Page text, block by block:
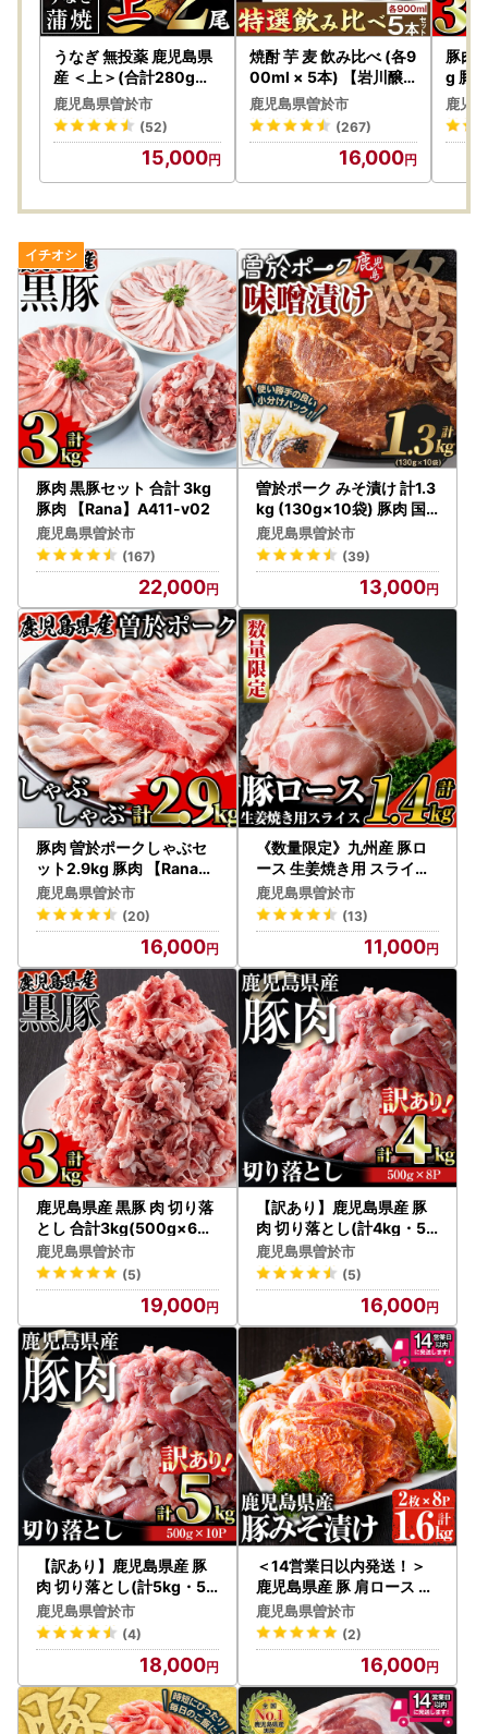
うなぎ 無投薬 鹿児島県
産 ＜上＞(合計280g以
上) うなぎ 【西日本養鰻
】A60-v01
鹿児島県曽於市
(52)
15,000
焼酎 芋 麦 飲み比べ (各9
00ml × 5本) 【岩川醸
造】 A50-v02
鹿児島県曽於市
(267)
16,000
豚肉
g 豚
02
鹿児
豚肉 黒豚セット 合計 3kg
豚肉 【Rana】A411-v02
鹿児島県曽於市
(167)
22,000
曽於ポーク みそ漬け 計1.3
kg (130g×10袋) 豚肉 国
産【Rana】A169-v01
鹿児島県曽於市
(39)
13,000
豚肉 曽於ポークしゃぶセ
ット2.9kg 豚肉 【Rana】
A171-v02
鹿児島県曽於市
(20)
16,000
《数量限定》九州産 豚ロ
ース 生姜焼き用 スライス
約1.4kg (200g×7パック)
国産 豚肉 小分け【ナンチ
ク】A219-v01
鹿児島県曽於市
(13)
11,000
鹿児島県産 黒豚 肉 切り落
とし 合計3kg(500g×6パ
ック)セット 国産 豚肉 小
分け【Rana】A412-v02
鹿児島県曽於市
(5)
19,000
【訳あり】鹿児島県産 豚
肉 切り落とし(計4kg・50
0g×8パック) 国産 小分け
冷凍【おきどき】A457-v
03
鹿児島県曽於市
(5)
16,000
【訳あり】鹿児島県産 豚
肉 切り落とし(計5kg・50
0g×10パック)【おきどき
】A458-v04
鹿児島県曽於市
(4)
18,000
＜14営業日以内発送！＞
鹿児島県産 豚 肩ロース 味
噌 漬け (計1.6kg・2枚×8
p) 国産 豚肉【佐多精肉店
】A158-v03
鹿児島県曽於市
(2)
16,000